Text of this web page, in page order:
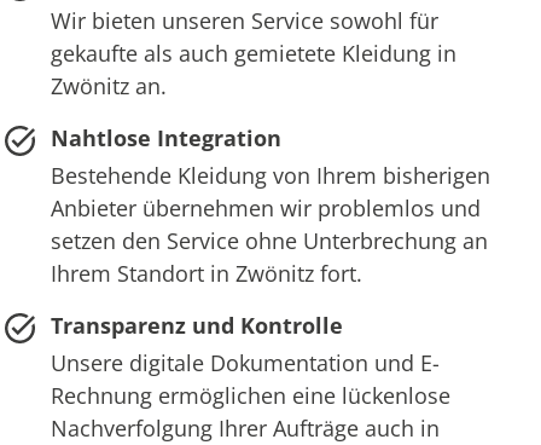
Wir bieten unseren Service sowohl für
gekaufte als auch gemietete Kleidung in
Zwönitz an.
Nahtlose Integration
Bestehende Kleidung von Ihrem bisherigen
Anbieter übernehmen wir problemlos und
setzen den Service ohne Unterbrechung an
Ihrem Standort in Zwönitz fort.
Transparenz und Kontrolle
Unsere digitale Dokumentation und E-
Rechnung ermöglichen eine lückenlose
Nachverfolgung Ihrer Aufträge auch in